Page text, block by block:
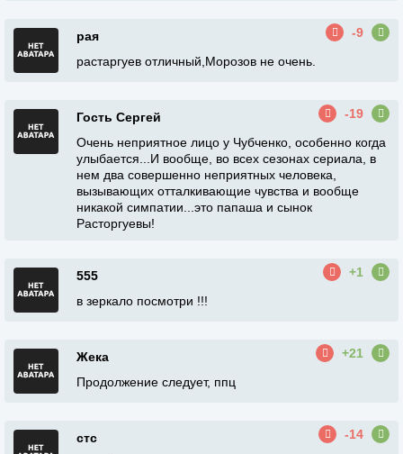
рая
-9
растаргуев отличный,Морозов не очень.
Гость Сергей
-19
Очень неприятное лицо у Чубченко, особенно когда
улыбается...И вообще, во всех сезонах сериала, в
нем два совершенно неприятных человека,
вызывающих отталкивающие чувства и вообще
никакой симпатии...это папаша и сынок
Расторгуевы!
555
+1
в зеркало посмотри !!!
Жека
+21
Продолжение следует, ппц
стс
-14